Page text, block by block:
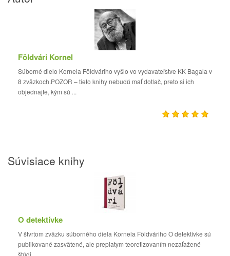
Földvári Kornel
Súborné dielo Kornela Földváriho vyšlo vo vydavateľstve KK Bagala v
8 zväzkoch.POZOR – tieto knihy nebudú mať dotlač, preto si ich
objednajte, kým sú ...
Súvisiace knihy
O detektívke
V štvrtom zväzku súborného diela Kornela Földváriho O detektívke sú
publikované zasvätené, ale prepiatym teoretizovaním nezaťažené
štúdi...